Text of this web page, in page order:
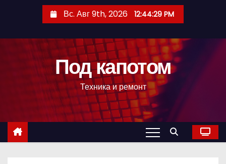
с
Вс. Авг 9th, 2026 12:44:30 PM
Под капотом
Техника и ремонт